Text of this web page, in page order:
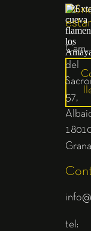
Cam.
del
57,
tel: